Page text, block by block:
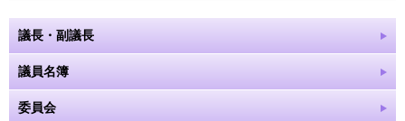
議長・副議長
議員名簿
委員会